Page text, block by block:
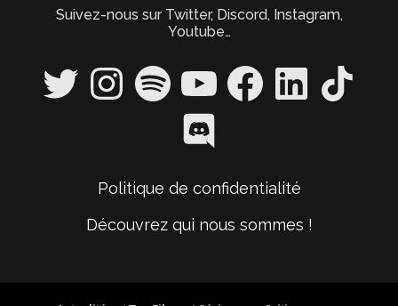
Suivez-nous sur Twitter, Discord, Instagram,
Youtube…
Twitter InstagramSpotify YouTube FacebookLinkedIn TikTok
Discord
Politique de confidentialité
Découvrez qui nous sommes !